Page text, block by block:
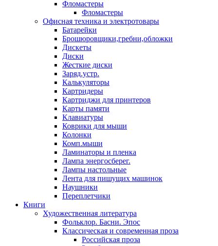
Фломастеры
Фломастеры
Офисная техника и электротовары
Батарейки
Брошюровщики,гребни,обложки
Дискеты
Диски
Жесткие диски
Заряд.устр.
Калькуляторы
Картридеры
Картриджи для принтеров
Карты памяти
Клавиатуры
Коврики для мыши
Колонки
Комп.мыши
Ламинаторы и пленка
Лампа энергосберег.
Лампы настольные
Лента для пишущих машинок
Наушники
Переплетчики
Книги
Художественная литература
Фольклор. Басни. Эпос
Классическая и современная проза
Российская проза